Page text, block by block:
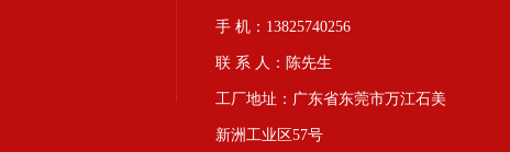
手 机：13825740256
联 系 人：陈先生
工厂地址：广东省东莞市万江石美
新洲工业区57号